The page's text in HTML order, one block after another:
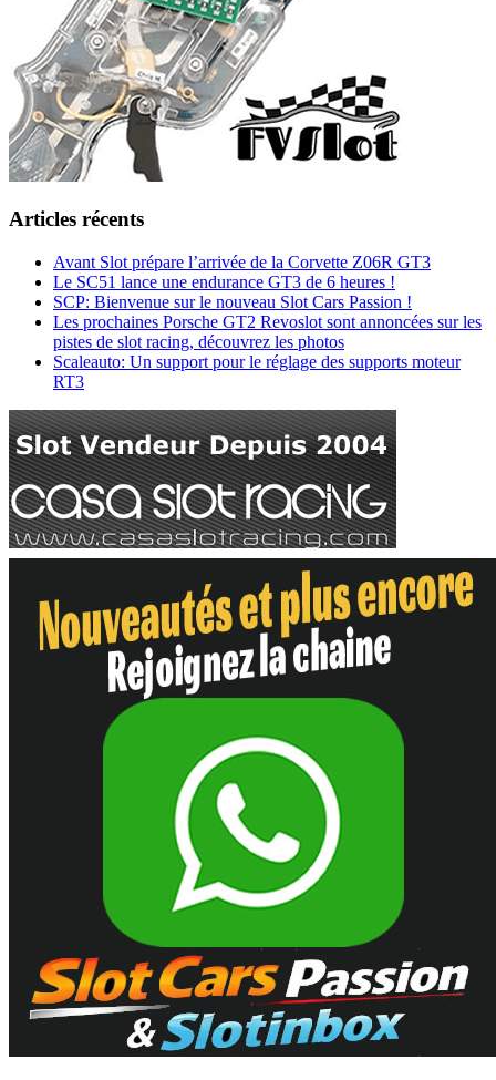
Articles récents
Avant Slot prépare l’arrivée de la Corvette Z06R GT3
Le SC51 lance une endurance GT3 de 6 heures !
SCP: Bienvenue sur le nouveau Slot Cars Passion !
Les prochaines Porsche GT2 Revoslot sont annoncées sur les
pistes de slot racing, découvrez les photos
Scaleauto: Un support pour le réglage des supports moteur
RT3